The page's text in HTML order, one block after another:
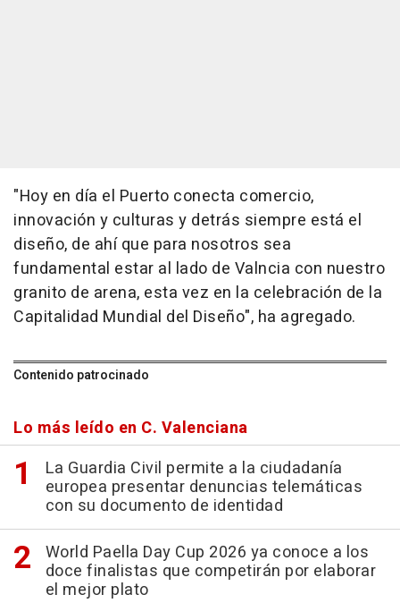
"Hoy en día el Puerto conecta comercio,
innovación y culturas y detrás siempre está el
diseño, de ahí que para nosotros sea
fundamental estar al lado de Valncia con nuestro
granito de arena, esta vez en la celebración de la
Capitalidad Mundial del Diseño", ha agregado.
Contenido patrocinado
Lo más leído en C. Valenciana
La Guardia Civil permite a la ciudadanía
europea presentar denuncias telemáticas
con su documento de identidad
World Paella Day Cup 2026 ya conoce a los
doce finalistas que competirán por elaborar
el mejor plato